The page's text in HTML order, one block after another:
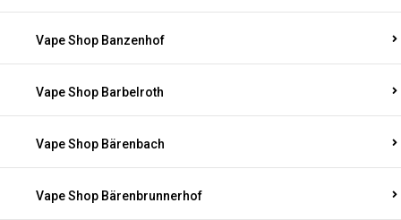
Vape Shop Banzenhof
Vape Shop Barbelroth
Vape Shop Bärenbach
Vape Shop Bärenbrunnerhof